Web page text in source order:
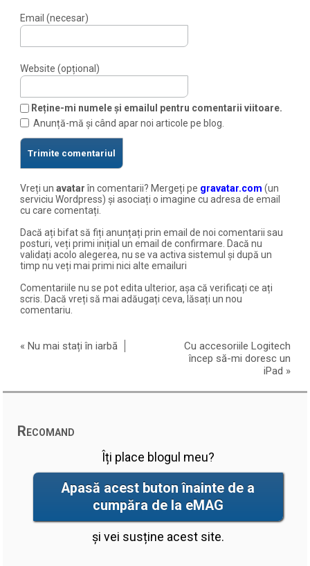
Email (necesar)
Website (opțional)
Reține-mi numele și emailul pentru comentarii viitoare.
Anunță-mă și când apar noi articole pe blog.
Vreți unavatarîn comentarii? Mergeți pe gravatar.com (un
serviciu Wordpress) și asociați o imagine cu adresa de email
cu care comentați.
Dacă ați bifat să fiți anunțați prin email de noi comentarii sau
posturi, veți primi inițial un email de confirmare. Dacă nu
validați acolo alegerea, nu se va activa sistemul și după un
timp nu veți mai primi nici alte emailuri
Comentariile nu se pot edita ulterior, așa că verificați ce ați
scris. Dacă vreți să mai adăugați ceva, lăsați un nou
comentariu.
« Nu mai stați în iarbă
Cu accesoriile Logitech
încep să-mi doresc un
iPad »
Recomand
Îți place blogul meu?
Apasă acest buton înainte de a
cumpăra de la eMAG
și vei susține acest site.